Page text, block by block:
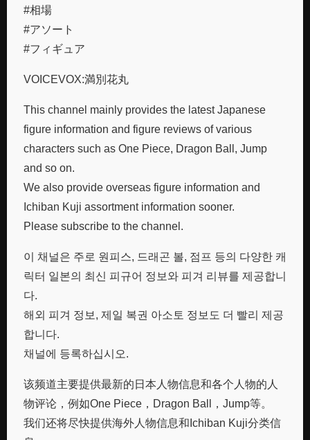
#相場
#アソート
#フィギュア
VOICEVOX:満別花丸
This channel mainly provides the latest Japanese
figure information and figure reviews of various
characters such as One Piece, Dragon Ball, Jump
and so on.
We also provide overseas figure information and
Ichiban Kuji assortment information sooner.
Please subscribe to the channel.
이 채널은 주로 원피스, 드래곤 볼, 점프 등의 다양한 캐
릭터 일본의 최신 피규어 정보와 피겨 리뷰를 제공합니
다.
해외 피겨 정보, 제일 복권 아소토 정보도 더 빨리 제공
합니다.
채널에 등록하십시오.
该频道主要提供最新的日本人物信息和各个人物的人
物评论，例如One Piece，Dragon Ball，Jump等。
我们还将尽快提供海外人物信息和Ichiban Kuji分类信